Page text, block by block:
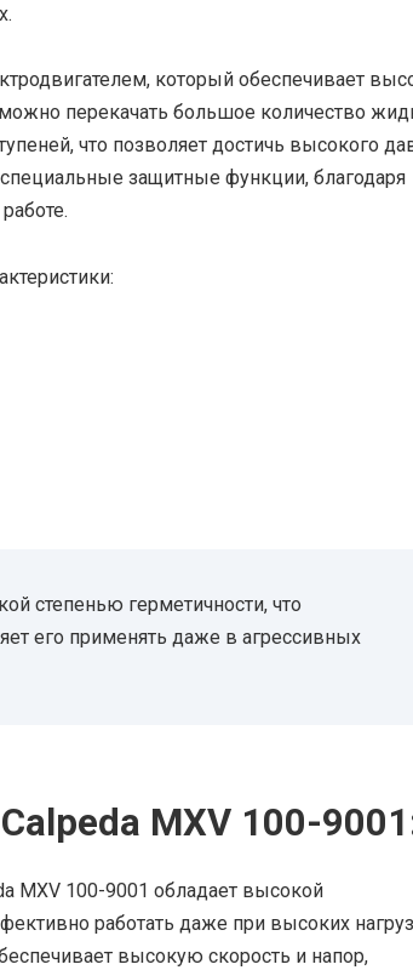
который обеспечивает
перекачать большое количество
что позволяет достичь высокого
защитные функции, благодаря
степенью герметичности, что
его применять даже в агрессивных
MXV 100-
MXV 100-9001 обладает высокой
работать даже при высоких
высокую скорость и напор,